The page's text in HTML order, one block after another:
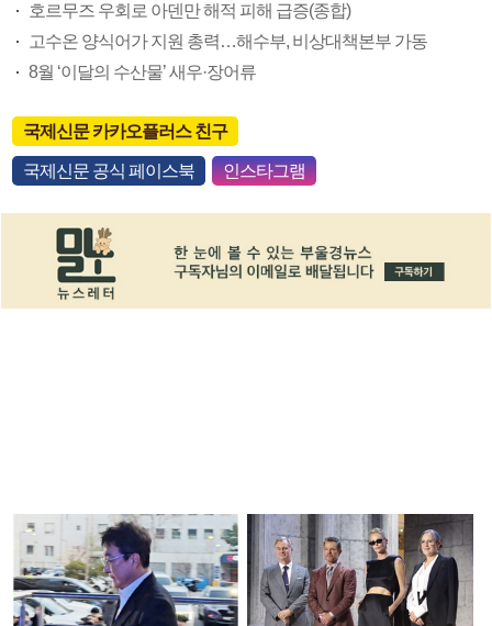
호르무즈 우회로 아덴만 해적 피해 급증(종합)
고수온 양식어가 지원 총력…해수부, 비상대책본부 가동
8월 ‘이달의 수산물’ 새우·장어류
국제신문 카카오플러스 친구
국제신문 공식 페이스북 인스타그램